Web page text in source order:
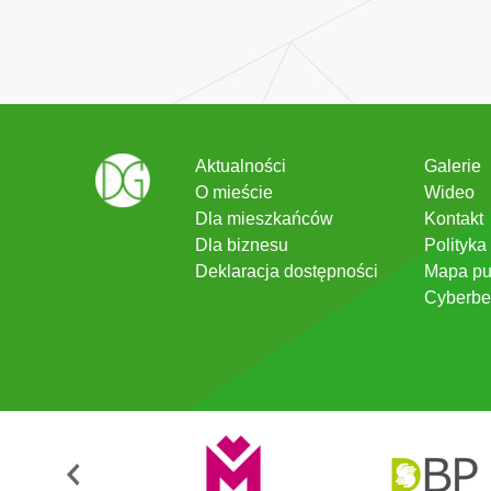
Aktualności
O mieście
Dla mieszkańców
Dla biznesu
Deklaracja dostępności
Galerie
Wideo
Kontakt
Mapa